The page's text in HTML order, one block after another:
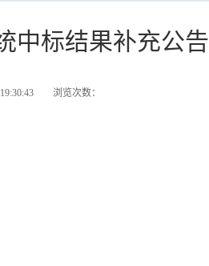
中标结果补充公告
浏览次数：